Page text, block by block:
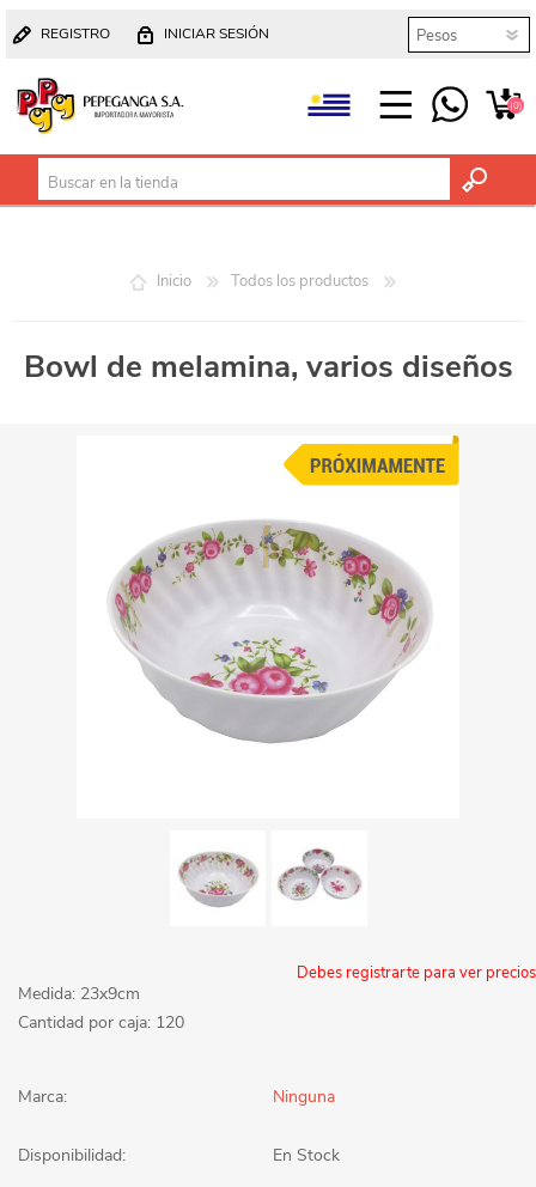
REGISTRO INICIAR SESIÓN
(0)
Inicio Todos los productos
Bowl de melamina, varios diseños
Debes registrarte para ver precios
Medida: 23x9cm
Cantidad por caja: 120
Marca: Ninguna
Disponibilidad: En Stock